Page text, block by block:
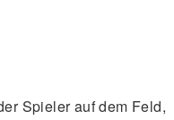
Spieler auf dem Feld,